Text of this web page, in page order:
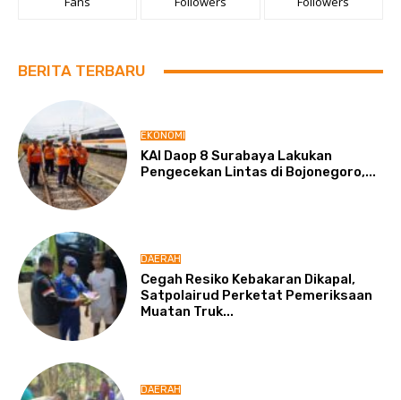
BERITA TERBARU
EKONOMI
KAI Daop 8 Surabaya Lakukan
Pengecekan Lintas di Bojonegoro,...
DAERAH
Cegah Resiko Kebakaran Dikapal,
Satpolairud Perketat Pemeriksaan
Muatan Truk...
DAERAH